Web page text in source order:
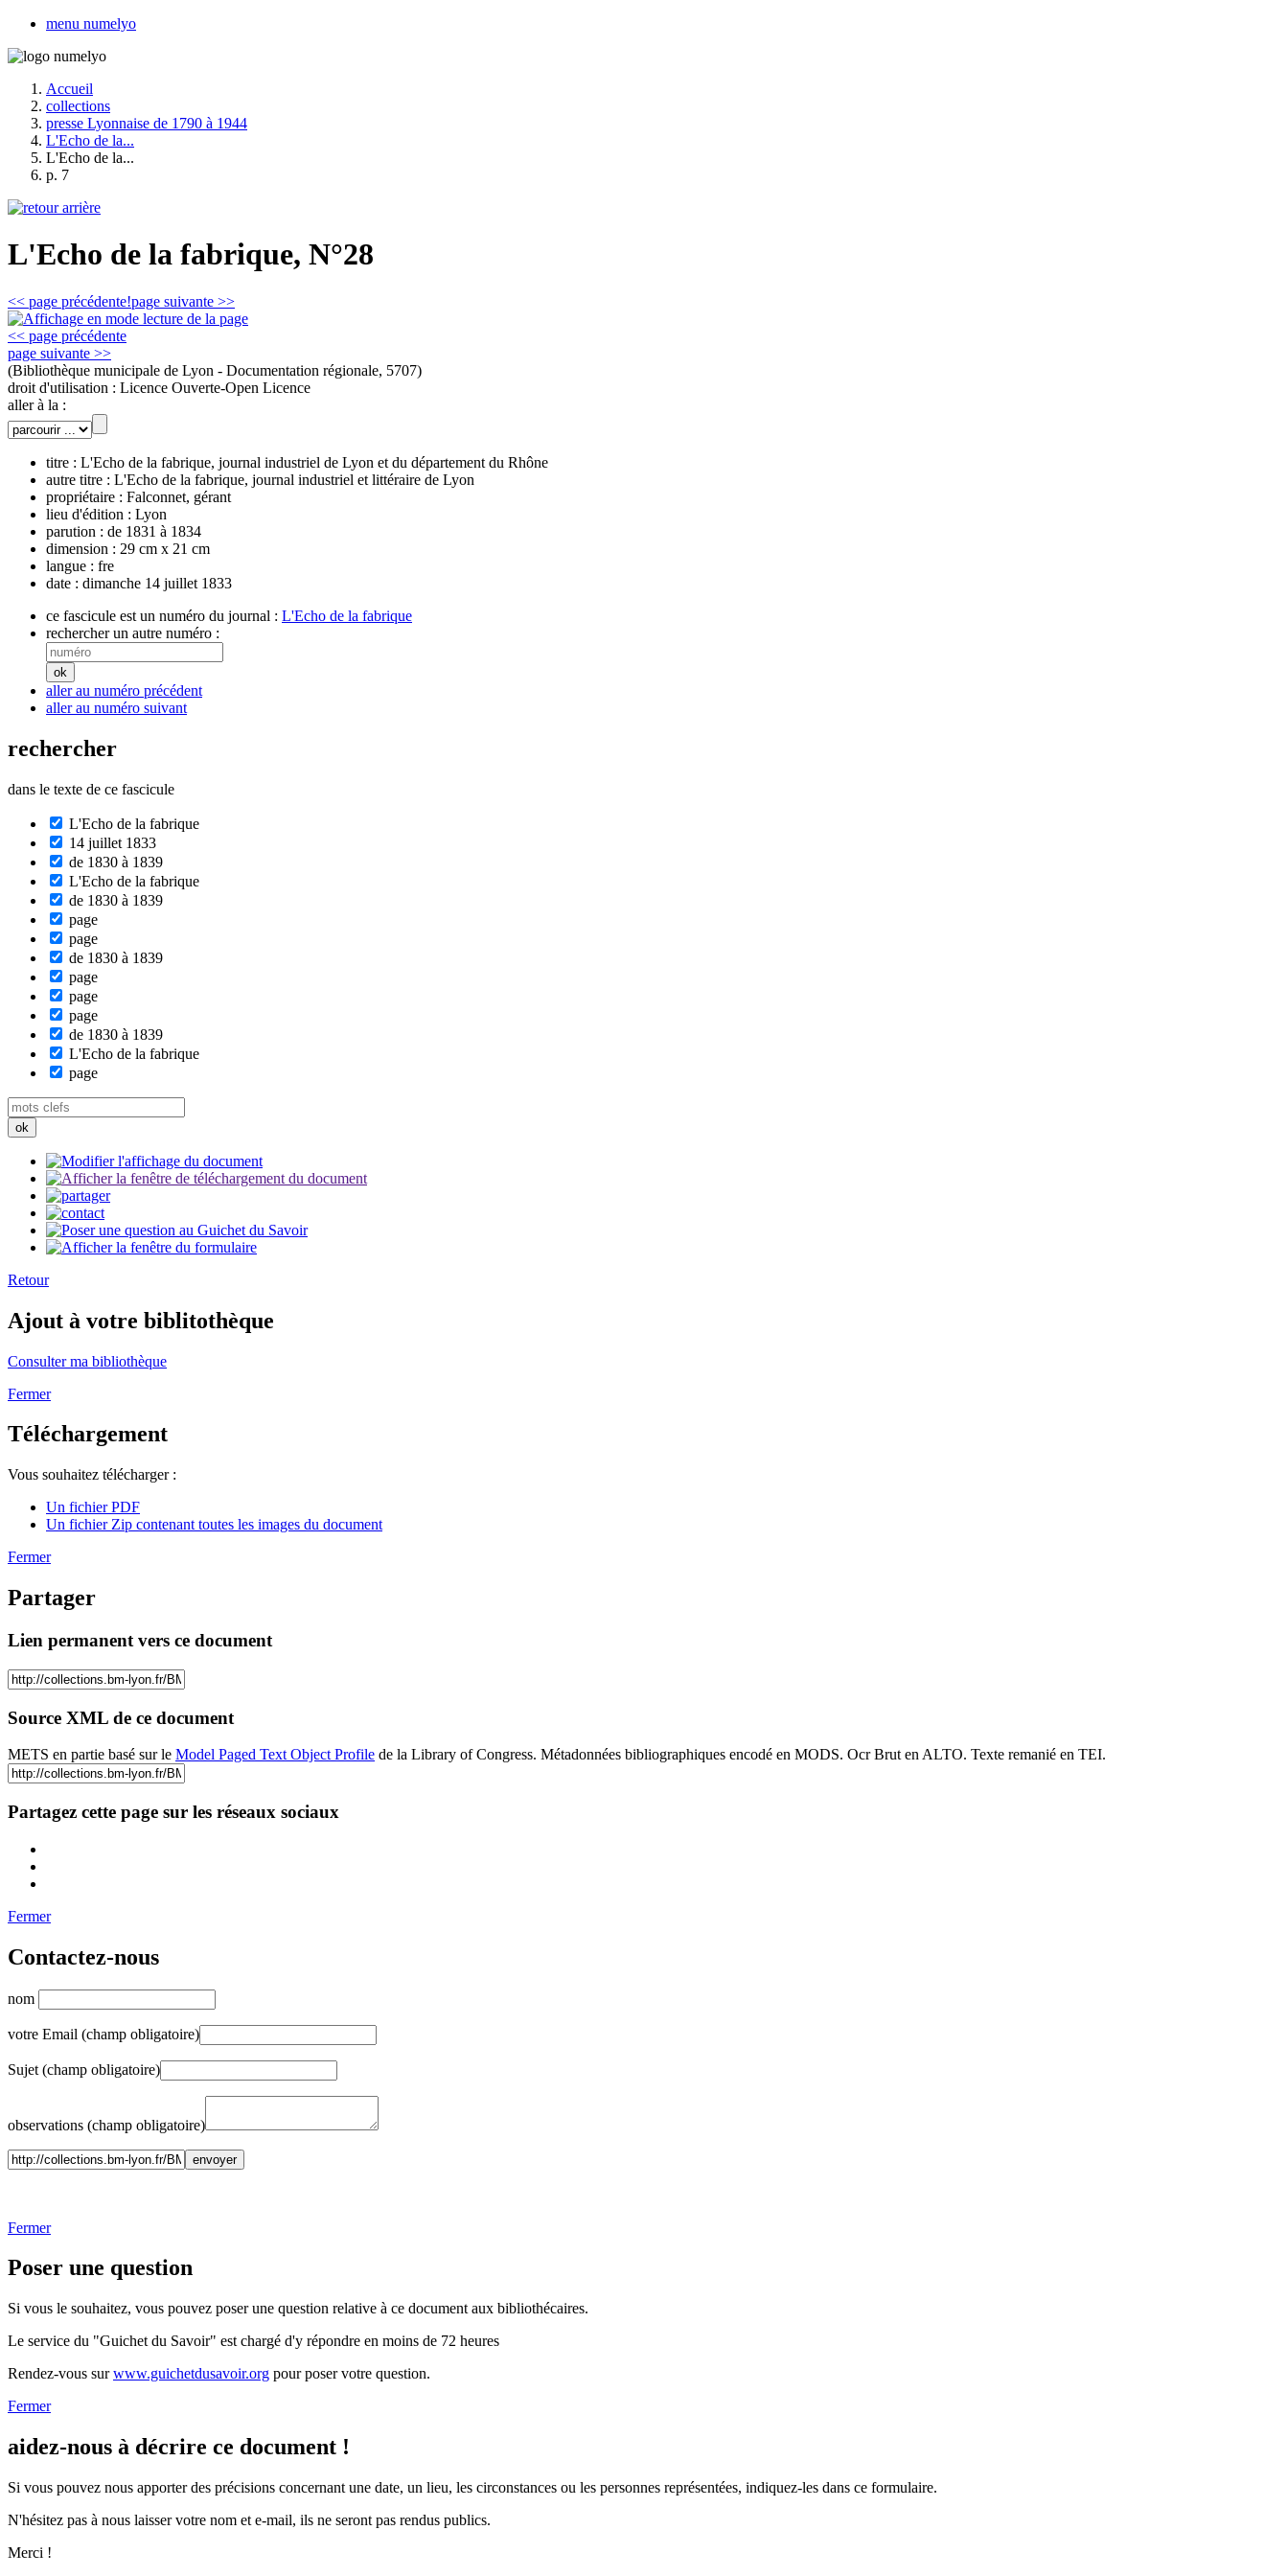
menu numelyo
Accueil
collections
presse Lyonnaise de 1790 à 1944
L'Echo de la...
L'Echo de la...
p. 7
L'Echo de la fabrique, N°28
<< page précédente!page suivante >>
<< page précédente
page suivante >>
(Bibliothèque municipale de Lyon - Documentation régionale, 5707)
droit d'utilisation : Licence Ouverte-Open Licence
aller à la :
titre : L'Echo de la fabrique, journal industriel de Lyon et du département du Rhône
autre titre : L'Echo de la fabrique, journal industriel et littéraire de Lyon
propriétaire : Falconnet, gérant
lieu d'édition : Lyon
parution : de 1831 à 1834
dimension : 29 cm x 21 cm
langue : fre
date : dimanche 14 juillet 1833
ce fascicule est un numéro du journal : L'Echo de la fabrique
rechercher un autre numéro :
aller au numéro précédent
aller au numéro suivant
rechercher
dans le texte de ce fascicule
L'Echo de la fabrique
14 juillet 1833
de 1830 à 1839
L'Echo de la fabrique
de 1830 à 1839
page
page
de 1830 à 1839
page
page
page
de 1830 à 1839
L'Echo de la fabrique
page
Retour
Ajout à votre biblitothèque
Consulter ma bibliothèque
Fermer
Téléchargement
Vous souhaitez télécharger :
Un fichier PDF
Un fichier Zip contenant toutes les images du document
Fermer
Partager
Lien permanent vers ce document
Source XML de ce document
METS en partie basé sur le Model Paged Text Object Profile de la Library of Congress. Métadonnées bibliographiques encodé en MODS. Ocr Brut en ALTO. Texte remanié en TEI.
Partagez cette page sur les réseaux sociaux
Fermer
Contactez-nous
nom
votre Email (champ obligatoire)
Sujet (champ obligatoire)
observations (champ obligatoire)
Fermer
Poser une question
Si vous le souhaitez, vous pouvez poser une question relative à ce document aux bibliothécaires.
Le service du "Guichet du Savoir" est chargé d'y répondre en moins de 72 heures
Rendez-vous surwww.guichetdusavoir.org pour poser votre question.
Fermer
aidez-nous à décrire ce document !
Si vous pouvez nous apporter des précisions concernant une date, un lieu, les circonstances ou les personnes représentées, indiquez-les dans ce formulaire.
N'hésitez pas à nous laisser votre nom et e-mail, ils ne seront pas rendus publics.
Merci !